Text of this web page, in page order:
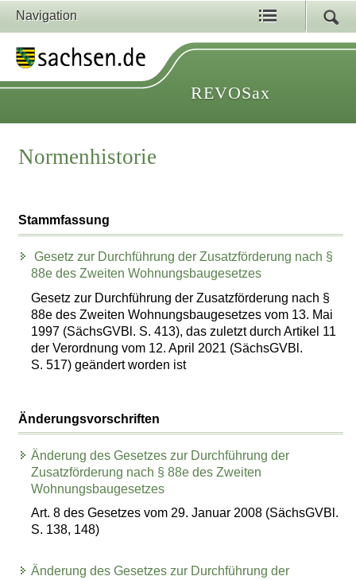
Navigation
REVOSax
Normenhistorie
Stammfassung
Gesetz zur Durchführung der Zusatzförderung nach §
88e des Zweiten Wohnungsbaugesetzes
Gesetz zur Durchführung der Zusatzförderung nach §
88e des Zweiten Wohnungsbaugesetzes vom 13. Mai
1997 (SächsGVBl. S. 413), das zuletzt durch Artikel 11
der Verordnung vom 12. April 2021 (SächsGVBl.
S. 517) geändert worden ist
Änderungsvorschriften
Änderung des Gesetzes zur Durchführung der
Zusatzförderung nach § 88e des Zweiten
Wohnungsbaugesetzes
Art. 8 des Gesetzes vom 29. Januar 2008 (SächsGVBl.
S. 138, 148)
Änderung des Gesetzes zur Durchführung der